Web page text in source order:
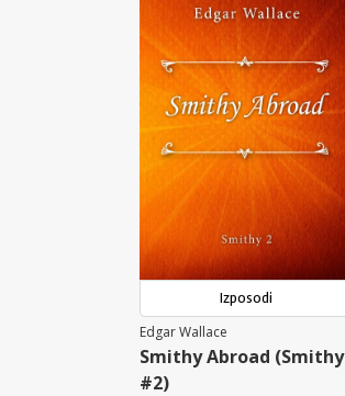
Izposodi
Edgar Wallace
Smithy Abroad (Smithy
#2)